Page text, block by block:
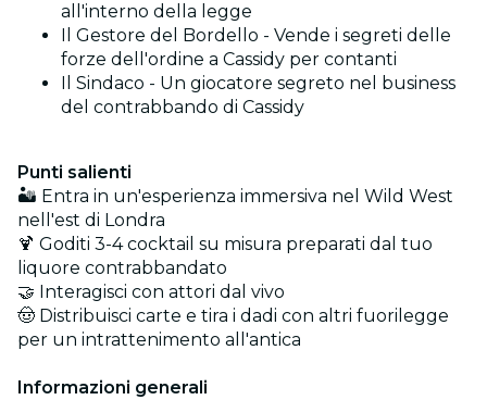
all'interno della legge
Il Gestore del Bordello - Vende i segreti delle
forze dell'ordine a Cassidy per contanti
Il Sindaco - Un giocatore segreto nel business
del contrabbando di Cassidy
Punti salienti
🏜️ Entra in un'esperienza immersiva nel Wild West
nell'est di Londra
🍹 Goditi 3-4 cocktail su misura preparati dal tuo
liquore contrabbandato
🤝 Interagisci con attori dal vivo
🤠 Distribuisci carte e tira i dadi con altri fuorilegge
per un intrattenimento all'antica
Informazioni generali